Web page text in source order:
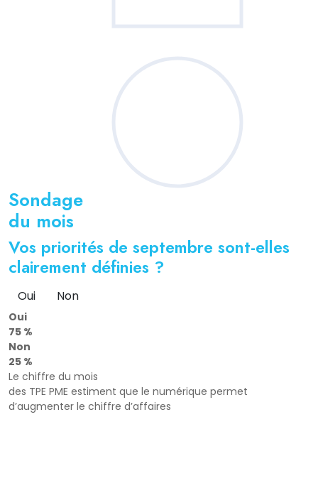
Sondage
du mois
Vos priorités de septembre sont-elles
clairement définies ?
Oui Non
Oui
75 %
Non
25 %
Le chiffre du mois
des TPE PME estiment que le numérique permet
d’augmenter le chiffre d’affaires